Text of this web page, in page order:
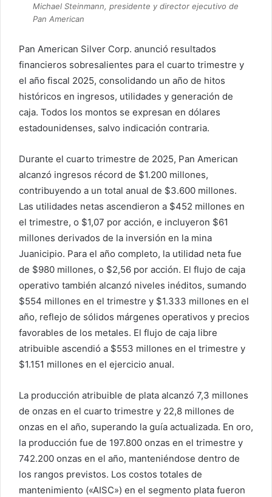
Michael Steinmann, presidente y director ejecutivo de
Pan American
Pan American Silver Corp. anunció resultados
financieros sobresalientes para el cuarto trimestre y
el año fiscal 2025, consolidando un año de hitos
históricos en ingresos, utilidades y generación de
caja. Todos los montos se expresan en dólares
estadounidenses, salvo indicación contraria.
Durante el cuarto trimestre de 2025, Pan American
alcanzó ingresos récord de $1.200 millones,
contribuyendo a un total anual de $3.600 millones.
Las utilidades netas ascendieron a $452 millones en
el trimestre, o $1,07 por acción, e incluyeron $61
millones derivados de la inversión en la mina
Juanicipio. Para el año completo, la utilidad neta fue
de $980 millones, o $2,56 por acción. El flujo de caja
operativo también alcanzó niveles inéditos, sumando
$554 millones en el trimestre y $1.333 millones en el
año, reflejo de sólidos márgenes operativos y precios
favorables de los metales. El flujo de caja libre
atribuible ascendió a $553 millones en el trimestre y
$1.151 millones en el ejercicio anual.
La producción atribuible de plata alcanzó 7,3 millones
de onzas en el cuarto trimestre y 22,8 millones de
onzas en el año, superando la guía actualizada. En oro,
la producción fue de 197.800 onzas en el trimestre y
742.200 onzas en el año, manteniéndose dentro de
los rangos previstos. Los costos totales de
mantenimiento («AISC») en el segmento plata fueron